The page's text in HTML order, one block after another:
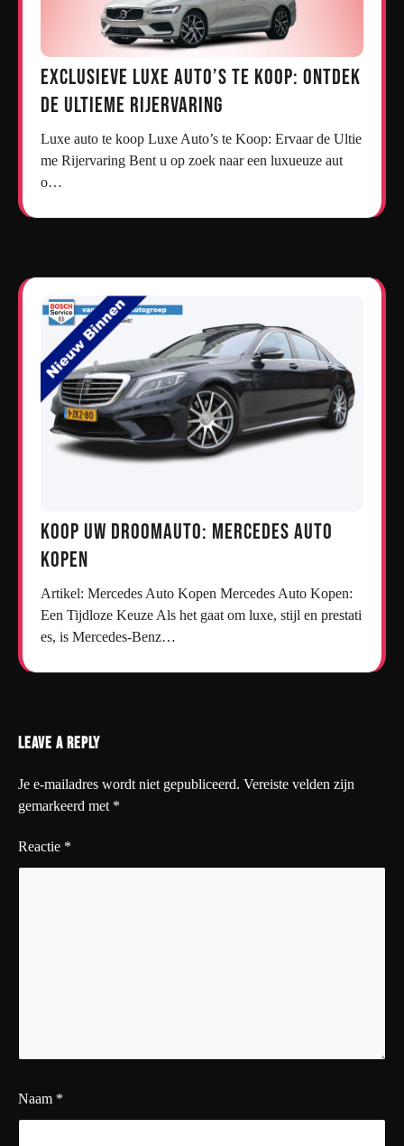
Exclusieve Luxe Auto’s te Koop: Ontdek
de Ultieme Rijervaring
Luxe auto te koop Luxe Auto’s te Koop: Ervaar de Ultie
me Rijervaring Bent u op zoek naar een luxueuze aut
o…
Koop uw droomauto: Mercedes auto
kopen
Artikel: Mercedes Auto Kopen Mercedes Auto Kopen:
Een Tijdloze Keuze Als het gaat om luxe, stijl en prestati
es, is Mercedes-Benz…
Leave a Reply
Je e-mailadres wordt niet gepubliceerd. Vereiste velden zijn
gemarkeerd met *
Reactie *
Naam *